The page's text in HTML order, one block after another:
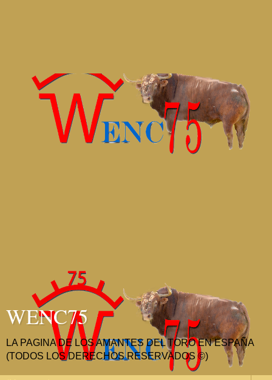
WENC75
LA PAGINA DE LOS AMANTES DEL TORO EN ESPAÑA
(TODOS LOS DERECHOS RESERVADOS ©)